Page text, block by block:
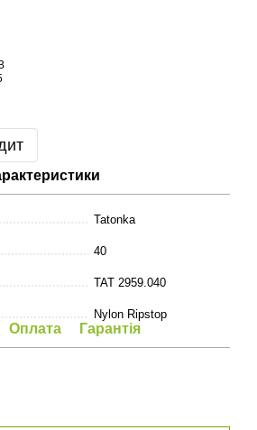
Tatonka
40
TAT 2959.040
Nylon Ripstop
Оплата Гарантія